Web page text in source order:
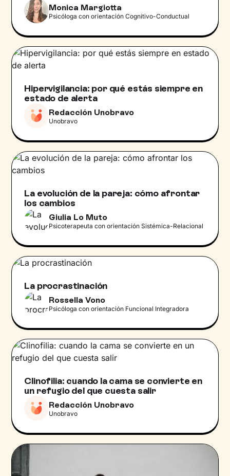
Monica Margiotta
Psicóloga con orientación Cognitivo-Conductual
Hipervigilancia: por qué estás siempre en
estado de alerta
Redacción Unobravo
Unobravo
La evolución de la pareja: cómo afrontar
los cambios
Giulia Lo Muto
Psicoterapeuta con orientación Sistémica-Relacional
La procrastinación
Rossella Vono
Psicóloga con orientación Funcional Integradora
Clinofilia: cuando la cama se convierte en
un refugio del que cuesta salir
Redacción Unobravo
Unobravo